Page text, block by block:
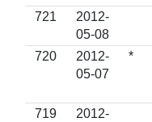
721
2012-
05-08
720
2012-
05-07
*
719
2012-